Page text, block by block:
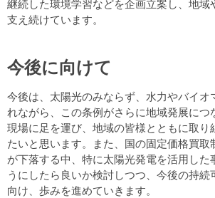
継続した環境学習などを企画立案し、地域
支え続けています。
今後に向けて
今後は、太陽光のみならず、水力やバイオ
れながら、この条例がさらに地域発展につ
現場に足を運び、地域の皆様とともに取り
たいと思います。また、国の固定価格買取
が下落する中、特に太陽光発電を活用した
うにしたら良いか検討しつつ、今後の持続
向け、歩みを進めていきます。